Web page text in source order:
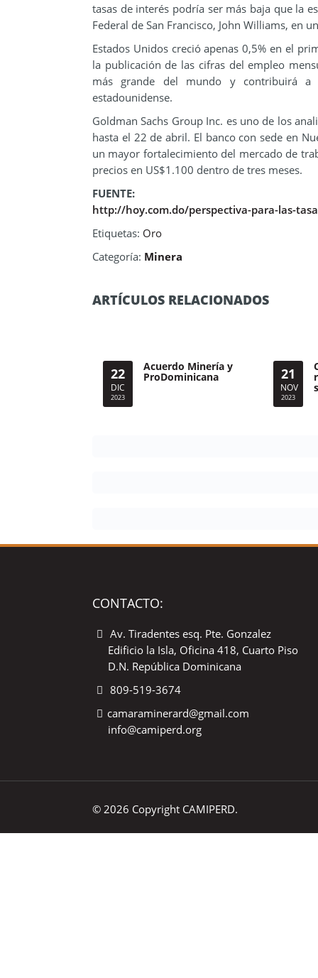
tasas de interés podría ser más baja que la
Federal de San Francisco, John Williams, en
Estados Unidos creció apenas 0,5% en el
la publicación de las cifras del empleo
más grande del mundo y contribuirá a
estadounidense.
Goldman Sachs Group Inc. es uno de los
hasta el 22 de abril. El banco con sede en
un mayor fortalecimiento del mercado de
precios en US$1.100 dentro de tres meses.
FUENTE:
http://hoy.com.do/perspectiva-para-las-
Etiquetas: Oro
Categoría: Minera
ARTÍCULOS RELACIONADOS
22
DIC
2023
Acuerdo Minería y
ProDominicana 21
NOV
2023
CONTACTO:
Av. Tiradentes esq. Pte. Gonzalez
Edificio la Isla, Oficina 418, Cuarto Piso
D.N. República Dominicana
809-519-3674
camaraminerard@gmail.com
info@camiperd.org
© 2026 Copyright CAMIPERD.